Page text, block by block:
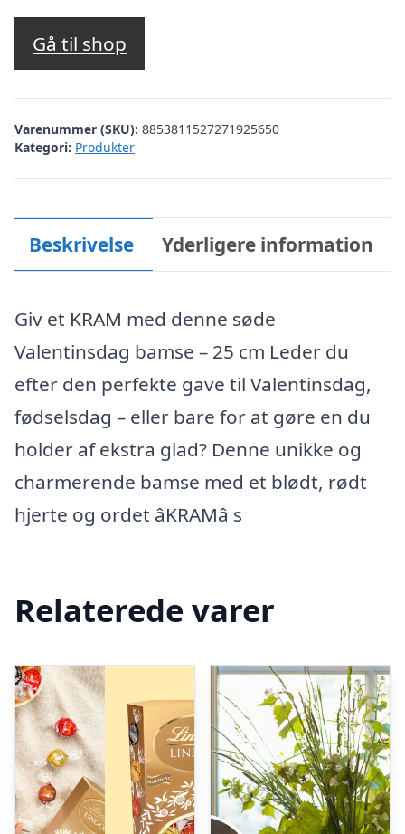
oprindelige
pris
var:
kr. 149,00.kr. 129,00.
Gå til shop
Varenummer (SKU): 8853811527271925650
Kategori: Produkter
Beskrivelse Yderligere information
Giv et KRAM med denne søde
Valentinsdag bamse – 25 cm Leder du
efter den perfekte gave til Valentinsdag,
fødselsdag – eller bare for at gøre en du
holder af ekstra glad? Denne unikke og
charmerende bamse med et blødt, rødt
hjerte og ordet âKRAMâ s
Relaterede varer